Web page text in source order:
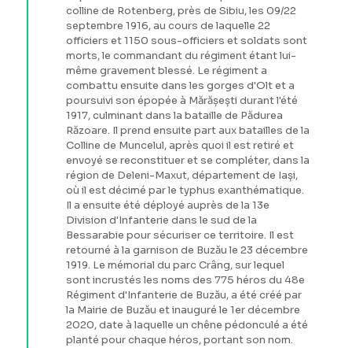
colline de Rotenberg, près de Sibiu, les 09/22
septembre 1916, au cours de laquelle 22
officiers et 1150 sous-officiers et soldats sont
morts, le commandant du régiment étant lui-
même gravement blessé. Le régiment a
combattu ensuite dans les gorges d'Olt et a
poursuivi son épopée à Mărășești durant l'été
1917, culminant dans la bataille de Pădurea
Răzoare. Il prend ensuite part aux batailles de la
Colline de Muncelul, après quoi il est retiré et
envoyé se reconstituer et se compléter, dans la
région de Deleni-Maxut, département de Iași,
où il est décimé par le typhus exanthématique.
Il a ensuite été déployé auprès de la 13e
Division d'Infanterie dans le sud de la
Bessarabie pour sécuriser ce territoire. Il est
retourné à la garnison de Buzău le 23 décembre
1919. Le mémorial du parc Crâng, sur lequel
sont incrustés les noms des 775 héros du 48e
Régiment d'Infanterie de Buzău, a été créé par
la Mairie de Buzău et inauguré le 1er décembre
2020, date à laquelle un chêne pédonculé a été
planté pour chaque héros, portant son nom.